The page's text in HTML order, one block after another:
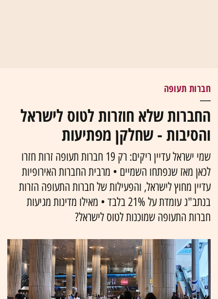
חברות תעופה
החברות שלא חוזרות לטוס לישראל
והסיבות - שחלקן מפתיעות
שמי ישראל עדיין ריקים: רק 19 חברות תעופה זרות חזרו
לכאן מאז שנפתחו השמיים • מרבית החברות האירופיות
עדיין מחוץ לישראל, והפעילות של חברות התעופה הזרות
בנתב"ג עומדת על 21% בלבד • מאילו מדינות מגיעות
חברות התעופה שמוכנות לטוס לישראל?